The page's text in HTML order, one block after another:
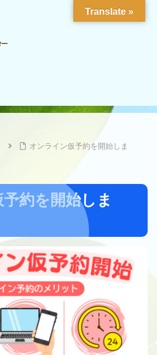
オンライン仮予約を開始しま
約を開始しま
Translate »